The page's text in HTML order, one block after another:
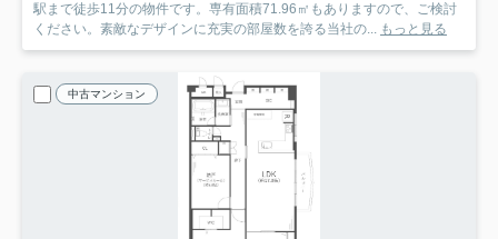
駅まで徒歩11分の物件です。専有面積71.96㎡もありますので、ご検討
ください。素敵なデザインに充実の部屋数を誇る当社の... もっと見る
中古マンション